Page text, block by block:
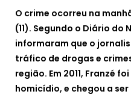
O crime ocorreu na
(11). Segundo o Diário do
informaram que o
tráfico de drogas e
região. Em 2011, Franzé
homicídio, e chegou a